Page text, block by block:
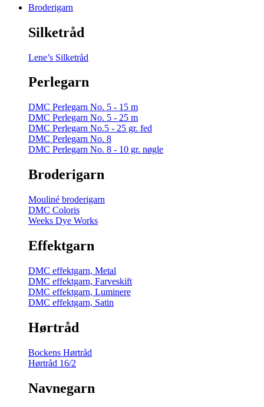
Broderigarn
Silketråd
Lene’s Silketråd
Perlegarn
DMC Perlegarn No. 5 - 15 m
DMC Perlegarn No. 5 - 25 m
DMC Perlegarn No.5 - 25 gr. fed
DMC Perlegarn No. 8
DMC Perlegarn No. 8 - 10 gr. nøgle
Broderigarn
Mouliné broderigarn
DMC Coloris
Weeks Dye Works
Effektgarn
DMC effektgarn, Metal
DMC effektgarn, Farveskift
DMC effektgarn, Luminere
DMC effektgarn, Satin
Hørtråd
Bockens Hørtråd
Hørtråd 16/2
Navnegarn